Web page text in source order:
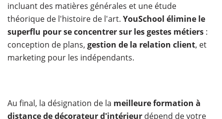
incluant des matières générales et une étude
théorique de l'histoire de l'art. YouSchool élimine le
superflu pour se concentrer sur les gestes métiers :
conception de plans, gestion de la relation client, et
marketing pour les indépendants.
Au final, la désignation de la meilleure formation à
distance de décorateur d'intérieur dépend de votre